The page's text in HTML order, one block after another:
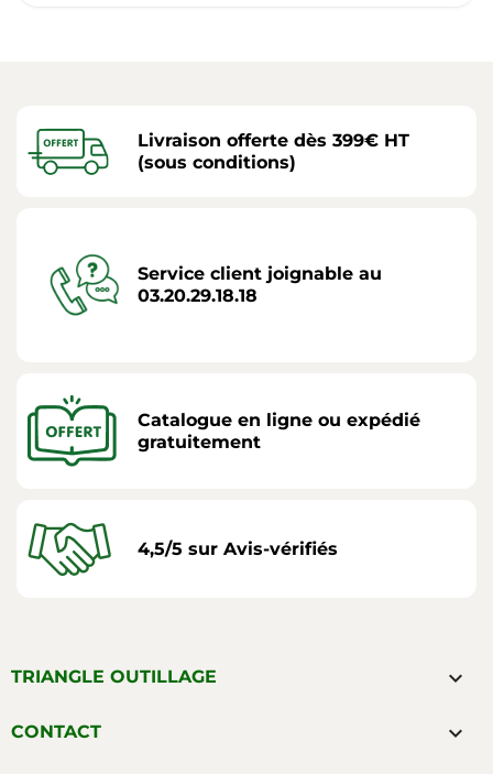
Livraison offerte dès 399€ HT
(sous conditions)
Service client joignable au
03.20.29.18.18
Catalogue en ligne ou expédié
gratuitement
4,5/5 sur Avis-vérifiés
TRIANGLE OUTILLAGE 
CONTACT 